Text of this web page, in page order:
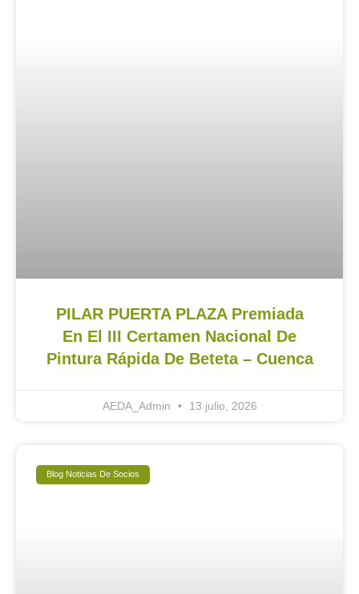
PILAR PUERTA PLAZA Premiada
En El III Certamen Nacional De
Pintura Rápida De Beteta – Cuenca
AEDA_Admin 13 julio, 2026
Blog Noticias De Socios